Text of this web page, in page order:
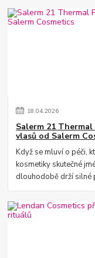
18.04.2026
Salerm 21
vlasů od Salerm
Když se mluví o péči,
kosmetiky skutečné
dlouhodobě drží silné